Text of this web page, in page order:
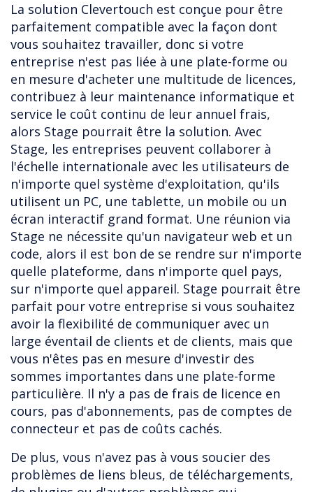
La solution Clevertouch est conçue pour être
parfaitement compatible avec la façon dont
vous souhaitez travailler, donc si votre
entreprise n'est pas liée à une plate-forme ou
en mesure d'acheter une multitude de licences,
contribuez à leur maintenance informatique et
service le coût continu de leur annuel frais,
alors Stage pourrait être la solution. Avec
Stage, les entreprises peuvent collaborer à
l'échelle internationale avec les utilisateurs de
n'importe quel système d'exploitation, qu'ils
utilisent un PC, une tablette, un mobile ou un
écran interactif grand format. Une réunion via
Stage ne nécessite qu'un navigateur web et un
code, alors il est bon de se rendre sur n'importe
quelle plateforme, dans n'importe quel pays,
sur n'importe quel appareil. Stage pourrait être
parfait pour votre entreprise si vous souhaitez
avoir la flexibilité de communiquer avec un
large éventail de clients et de clients, mais que
vous n'êtes pas en mesure d'investir des
sommes importantes dans une plate-forme
particulière. Il n'y a pas de frais de licence en
cours, pas d'abonnements, pas de comptes de
connecteur et pas de coûts cachés.
De plus, vous n'avez pas à vous soucier des
problèmes de liens bleus, de téléchargements,